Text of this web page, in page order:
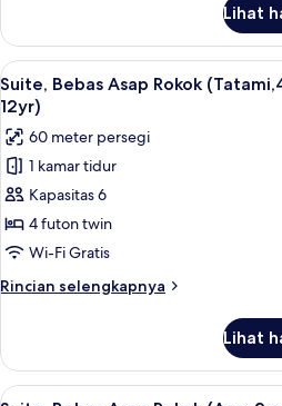
adults
child
under
12yr)
Kamar
Twin,
Bebas
Asap
Rokok
(Historic,
2
adults
child
12yr)
Lihat
Lihat
semua
foto
untuk
Suite,
Bebas
Asap
Rokok
(Tatami,4
adults
children
under
7
Suite, Bebas Asap Rokok
12yr)
60 meter persegi
1 kamar tidur
Kapasitas 6
4 futon twin
Wi-Fi Gratis
Rincian selengkapnya
Rincian
Suite,
Bebas
Lihat
Lihat